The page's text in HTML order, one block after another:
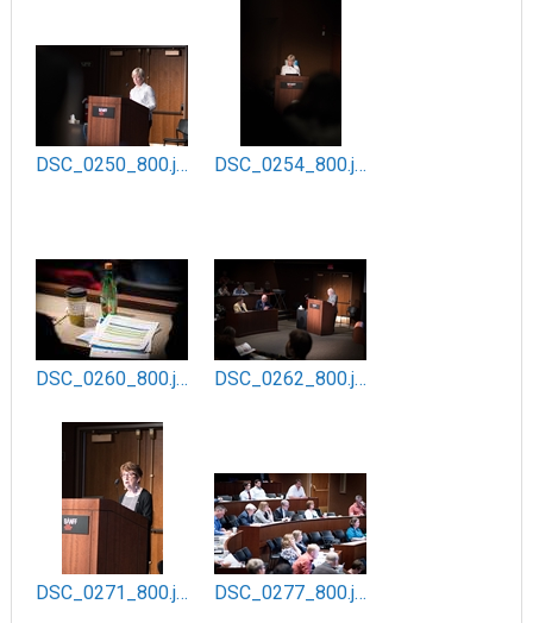
DSC_0250_800.jpg DSC_0254_800.jpg
DSC_0260_800.jpg DSC_0262_800.jpg
DSC_0271_800.jpg DSC_0277_800.jpg